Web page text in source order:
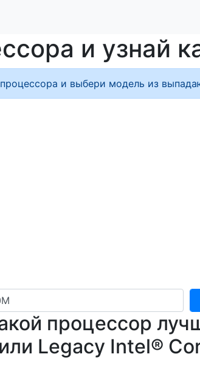
и узнай
и выбери модель из
процессор
Legacy Intel®